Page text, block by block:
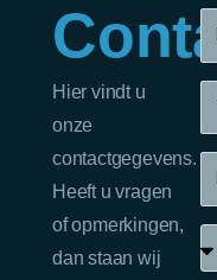
Hier vindt u
onze
contactgegevens.
Heeft u vragen
of opmerkingen,
dan staan wij